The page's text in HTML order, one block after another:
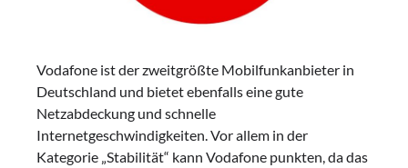
Vodafone ist der zweitgrößte Mobilfunkanbieter in
Deutschland und bietet ebenfalls eine gute
Netzabdeckung und schnelle
Internetgeschwindigkeiten. Vor allem in der
Kategorie „Stabilität“ kann Vodafone punkten, da das